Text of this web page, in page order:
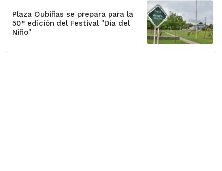
Plaza Oubiñas se prepara para la
50° edición del Festival "Día del
Niño"